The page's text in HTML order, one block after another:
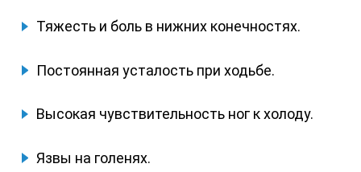
Тяжесть и боль в нижних конечностях.
Постоянная усталость при ходьбе.
Высокая чувствительность ног к холоду.
Язвы на голенях.